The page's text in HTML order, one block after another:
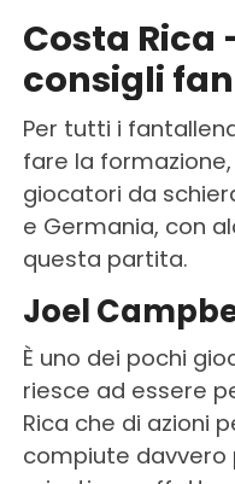
Costa Rica
consigli
Per tutti i
fare la
giocatori da
e Germania, con
questa partita.
Joel
È uno dei pochi
riesce ad essere
Rica che di azioni
compiute davvero